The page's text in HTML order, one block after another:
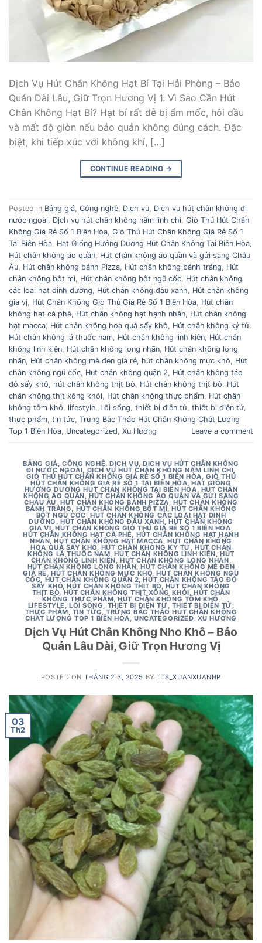
Dịch Vụ Hút Chân Không Hạt Bí Tại Hải Phòng – Bảo
Quản Dài Lâu, Giữ Trọn Hương Vị 1. Vì Sao Cần Hút
Chân Không Hạt Bí? Hạt bí rất dễ bị ẩm mốc, hôi dầu
và mất độ giòn nếu bảo quản không đúng cách. Đặc
biệt, khi tiếp xúc với không khí, […]
CONTINUE READING →
Posted in Bảng giá, Công nghệ, Dịch vụ, Dịch vụ hút chân không đi
nước ngoài, Dịch vụ hút chân không nấm linh chi, Giò Thủ Hút Chân
Không Giá Rẻ Số 1 Biên Hòa, Giò Thủ Hút Chân Không Giá Rẻ Số 1
Tại Biên Hòa, Hạt Giống Hướng Dương Hút Chân Không Tại Biên Hòa,
Hút chân không áo quần, Hút chân không áo quần và gửi sang Châu
Âu, Hút chân không bánh Pizza, Hút chân không bánh tráng, Hút
chân không bột mì, Hút chân không bột ngũ cốc, Hút chân không
các loại hạt dinh dưỡng, Hút chân không đậu xanh, Hút chân không
gia vị, Hút Chân Không Giò Thủ Giá Rẻ Số 1 Biên Hòa, Hút chân
không hạt cà phê, Hút chân không hạt hạnh nhân, Hút chân không
hạt macca, Hút chân không hoa quả sấy khô, Hút chân không kỷ tử,
Hút chân không lá thuốc nam, Hút chân không linh kiện, Hút chân
không linh kiện, Hút chân không long nhãn, Hút chân không long
nhãn, Hút chân không mè đen giá rẻ, hút chân không mực khô, Hút
chân không ngũ cốc, Hut chân không quận 2, Hút chân không táo
đỏ sấy khô, hút chân không thịt bò, Hút chân không thịt bò, Hút
chân không thịt xông khói, Hút chân không thực phẩm, Hút chân
không tôm khô, lifestyle, Lối sống, thiết bị điện tử, thiết bị điện tử,
thực phẩm, tin tức, Trứng Bắc Thảo Hút Chân Không Chất Lượng
Top 1 Biên Hòa, Uncategorized, Xu Hướng Leave a comment
BẢNG GIÁ,CÔNG NGHỆ,DỊCH VỤ,DỊCH VỤ HÚT CHÂN KHÔNG
ĐI NƯỚC NGOÀI, DỊCH VỤ HÚT CHÂN KHÔNG NẤM LINH CHI,
GIÒ THỦ HÚT CHÂN KHÔNG GIÁ RẺ SỐ 1 BIÊN HÒA,GIÒ THỦ
HÚT CHÂN KHÔNG GIÁ RẺ SỐ 1 TẠI BIÊN HÒA,HẠT GIỐNG
HƯỚNG DƯƠNG HÚT CHÂN KHÔNG TẠI BIÊN HÒA, HÚT CHÂN
KHÔNG ÁO QUẦN,HÚT CHÂN KHÔNG ÁO QUẦN VÀ GỬI SANG
CHÂU ÂU,HÚT CHÂN KHÔNG BÁNH PIZZA,HÚT CHÂN KHÔNG
BÁNH TRÁNG, HÚT CHÂN KHÔNG BỘT MÌ,HÚT CHÂN KHÔNG
BỘT NGŨ CỐC,HÚT CHÂN KHÔNG CÁC LOẠI HẠT DINH
DƯỠNG ,HÚT CHÂN KHÔNG ĐẬU XANH,HÚT CHÂN KHÔNG
GIA VỊ,HÚT CHÂN KHÔNG GIÒ THỦ GIÁ RẺ SỐ 1 BIÊN HÒA,
HÚT CHÂN KHÔNG HẠT CÀ PHÊ, HÚT CHÂN KHÔNG HẠT HẠNH
NHÂN,HÚT CHÂN KHÔNG HẠT MACCA,HÚT CHÂN KHÔNG
HOA QUẢ SẤY KHÔ, HÚT CHÂN KHÔNG KỶ TỬ ,HÚT CHÂN
KHÔNG LÁ THUỐC NAM,HÚT CHÂN KHÔNG LINH KIỆN,HÚT
CHÂN KHÔNG LINH KIỆN,HÚT CHÂN KHÔNG LONG NHÃN,
HÚT CHÂN KHÔNG LONG NHÃN,HÚT CHÂN KHÔNG MÈ ĐEN
GIÁ RẺ, HÚT CHÂN KHÔNG MỰC KHÔ,HÚT CHÂN KHÔNG NGŨ
CỐC, HUT CHÂN KHÔNG QUẬN 2,HÚT CHÂN KHÔNG TÁO ĐỎ
SẤY KHÔ,HÚT CHÂN KHÔNG THỊT BÒ, HÚT CHÂN KHÔNG
THỊT BÒ,HÚT CHÂN KHÔNG THỊT XÔNG KHÓI, HÚT CHÂN
KHÔNG THỰC PHẨM,HÚT CHÂN KHÔNG TÔM KHÔ,
LIFESTYLE, LỐI SỐNG, THIẾT BỊ ĐIỆN TỬ , THIẾT BỊ ĐIỆN TỬ ,
THỰC PHẨM, TIN TỨC, TRỨNG BẮC THẢO HÚT CHÂN KHÔNG
CHẤT LƯỢNG TOP 1 BIÊN HÒA,UNCATEGORIZED, XU HƯỚNG
Dịch Vụ Hút Chân Không Nho Khô – Bảo
Quản Lâu Dài, Giữ Trọn Hương Vị
POSTED ON THÁNG 2 3, 2025 BYTTS_XUANXUANHP
03
Th2